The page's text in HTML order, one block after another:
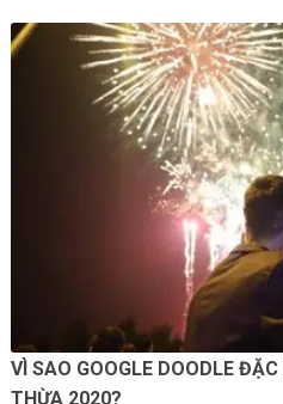
VÌ SAO GOOGLE DOODLE
THỪA 2020?